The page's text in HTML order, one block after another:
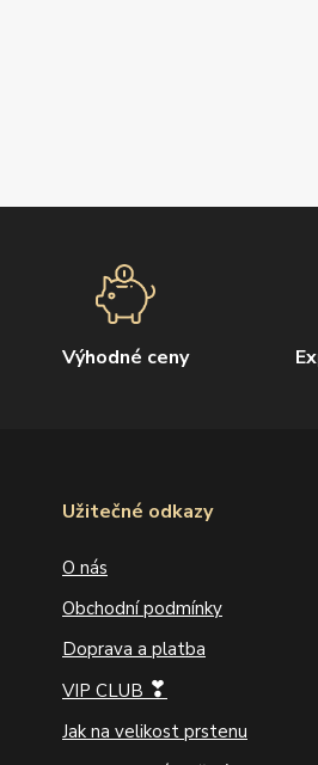
Výhodné ceny
Užitečné odkazy
O nás
Obchodní podmínky
Doprava a platba
VIP CLUB ❣
Jak na velikost prstenu